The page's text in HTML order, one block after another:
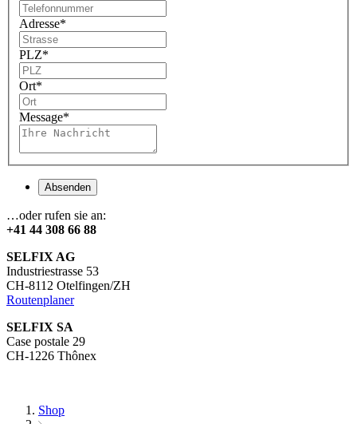
Adresse*
PLZ*
Ort*
Message*
Absenden
…oder rufen sie an:
+41 44 308 66 88
SELFIX AG
Industriestrasse 53
CH-8112 Otelfingen/ZH
Routenplaner
SELFIX SA
Case postale 29
CH-1226 Thônex
Shop